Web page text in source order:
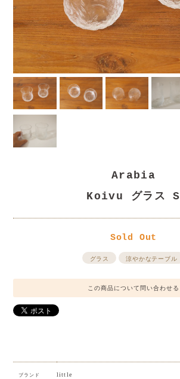
Arabia
Koivu グラス S
Sold Out
グラス 涼やかなテーブル
この商品について問い合わせる
ブランド little